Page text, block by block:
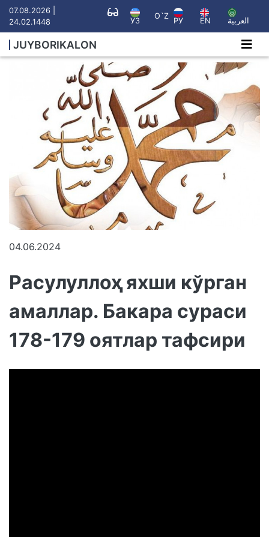
07.08.2026 |
24.02.1448
УЗ
O`Z
РУ EN العربية
JUYBORIKALON
04.06.2024
Расулуллоҳ яхши кўрган
амаллар. Бакара сураси
178-179 оятлар тафсири